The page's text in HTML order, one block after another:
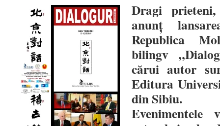
Dragi
anunţ
Republica
bilingv
cărui autor
Editura
din Sibiu.